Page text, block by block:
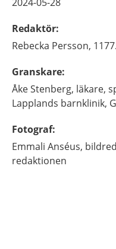
Redaktör:
Rebecka Persson,
Granskare:
ÅkeStenberg, läkare,
Lapplands barnklinik,
Fotograf:
Emmali Anséus,
redaktionen